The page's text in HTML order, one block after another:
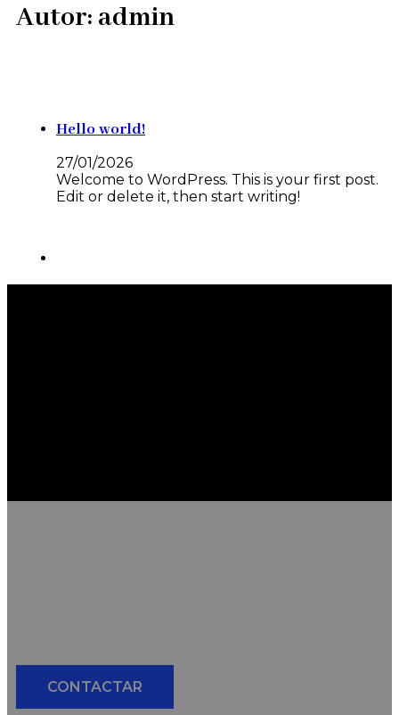
Autor: admin
Hello world!
27/01/2026
Welcome to WordPress. This is your first post.
Edit or delete it, then start writing!
avanza el mundo.
CONTACTAR